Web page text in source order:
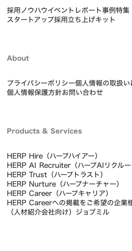
採用ノウハウイベントレポート事例特集
スタートアップ採用立ち上げキット
About
プライバシーポリシー個人情報の取扱い
個人情報保護方針お問い合わせ
Products & Services
HERP Hire（ハープハイアー）
HERP AI Recruiter（ハープAIリクルー
HERP Trust（ハープトラスト）
HERP Nurture（ハープナーチャー）
HERP Career（ハープキャリア）
HERP Careerへの掲載をご希望の企業
（人材紹介会社向け）ジョブミル